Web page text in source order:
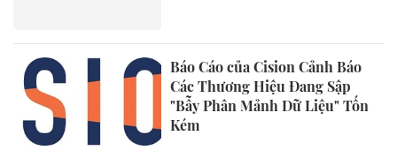
Báo Cáo của Cision Cảnh Báo
Các Thương Hiệu Đang Sập
"Bẫy Phân Mảnh Dữ Liệu" Tốn
Kém